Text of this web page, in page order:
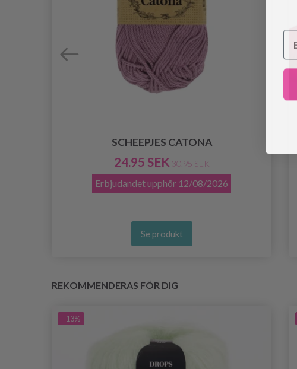
SCHEEPJES CATONA
24.95 SEK 30.95 SEK
Erbjudandet upphör 12/08/2026
Se produkt
REKOMMENDERAS FÖR DIG
- 13%